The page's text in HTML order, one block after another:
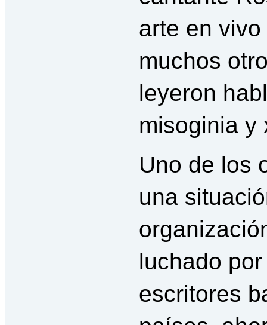
arte en
muchos
leyeron
misoginia y
Uno de los
una
luchado
escritores